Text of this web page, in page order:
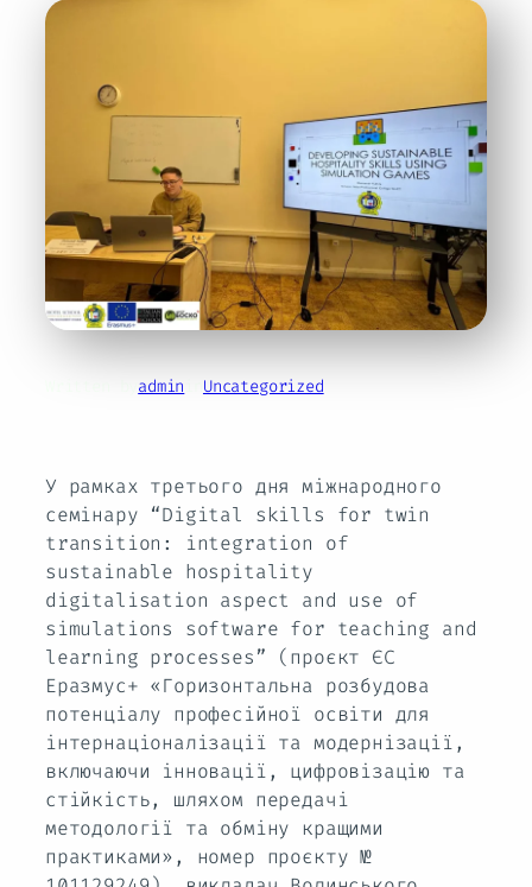
admin Uncategorized
У рамках третього дня міжнародного
семінару “Digital skills for twin
transition: integration of
sustainable hospitality
digitalisation aspect and use of
simulations software for teaching and
learning processes” (проєкт ЄС
Еразмус+ «Горизонтальна розбудова
потенціалу професійної освіти для
інтернаціоналізації та модернізації,
включаючи інновації, цифровізацію та
стійкість, шляхом передачі
методології та обміну кращими
практиками», номер проєкту №